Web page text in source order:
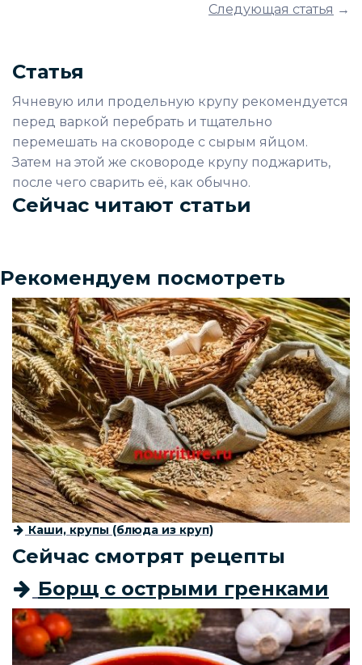
Следующая статья →
Статья
Ячневую или продельную крупу рекомендуется
перед варкой перебрать и тщательно
перемешать на сковороде с сырым яйцом.
Затем на этой же сковороде крупу поджарить,
после чего сварить её, как обычно.
Сейчас читают статьи
Рекомендуем посмотреть
Каши, крупы (блюда из круп)
Сейчас смотрят рецепты
Борщ с острыми гренками